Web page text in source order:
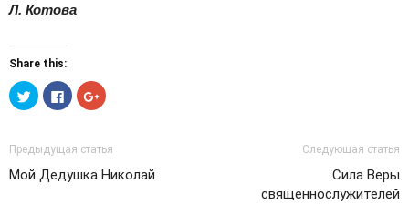
Л. Котова
Share this:
Нажмите,
чтобы
поделиться
(Открывается
в
новом
окне)
Нажмите
здесь,
чтобы
на
Facebook.
(Открывается
в
Нажмите,
чтобы
(Открывается
в
новом
окне)
Предыдущая статья
Мой Дедушка Николай
Следующая статья
Сила Веры
священнослужителей